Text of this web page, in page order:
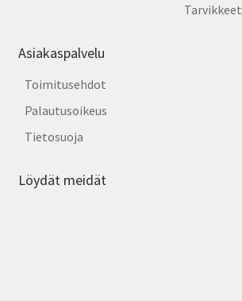
Tarvikkeet
Asiakaspalvelu
Toimitusehdot
Palautusoikeus
Tietosuoja
Löydät meidät